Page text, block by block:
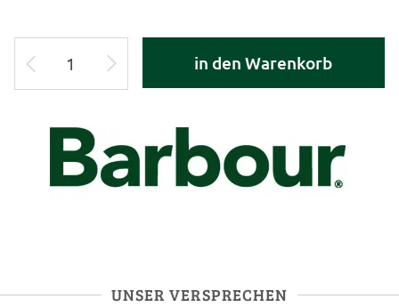
in den Warenkorb
UNSER VERSPRECHEN